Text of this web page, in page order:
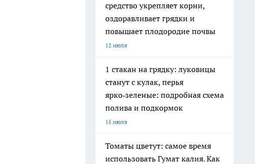
средство укрепляет корни,
оздоравливает грядки и
повышает плодородие почвы
12 июля
1 стакан на грядку: луковицы
станут с кулак, перья
ярко‑зеленые: подробная схема
полива и подкормок
15 июля
Томаты цветут: самое время
использовать Гумат калия. Как